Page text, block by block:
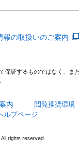
報の取扱いのご案内
証するものではなく、
内 閲覧推奨環境
ルプページ
rights reserved.